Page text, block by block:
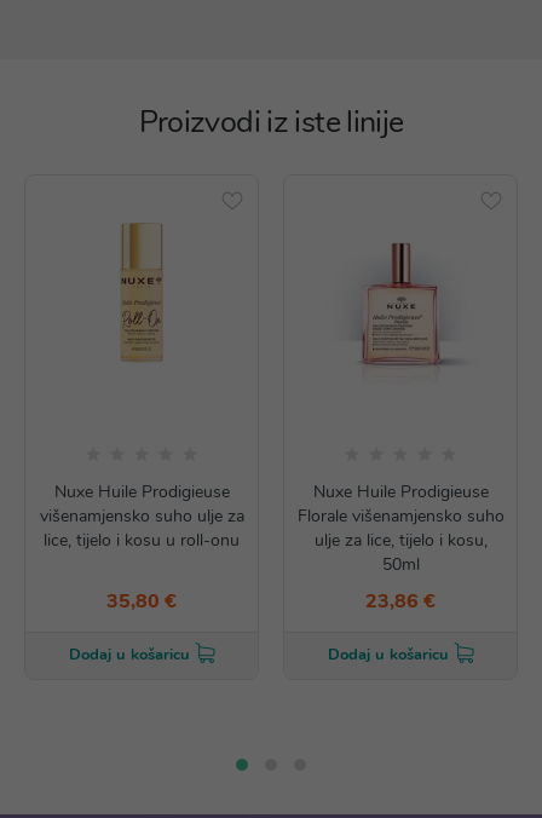
Proizvodi iz iste linije
Nuxe Huile Prodigieuse
višenamjensko suho ulje za
lice, tijelo i kosu u roll-onu
35,80 €
Dodaj u košaricu
Nuxe Huile Prodigieuse
Florale višenamjensko suho
ulje za lice, tijelo i kosu,
50ml
23,86 €
Dodaj u košaricu